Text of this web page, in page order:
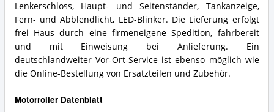
Lenkerschloss, Haupt- und Seitenständer, Tankanzeige,
Fern- und Abblendlicht, LED-Blinker. Die Lieferung erfolgt
frei Haus durch eine firmeneigene Spedition, fahrbereit
und mit Einweisung bei Anlieferung. Ein
deutschlandweiter Vor-Ort-Service ist ebenso möglich wie
die Online-Bestellung von Ersatzteilen und Zubehör.
Motorroller Datenblatt